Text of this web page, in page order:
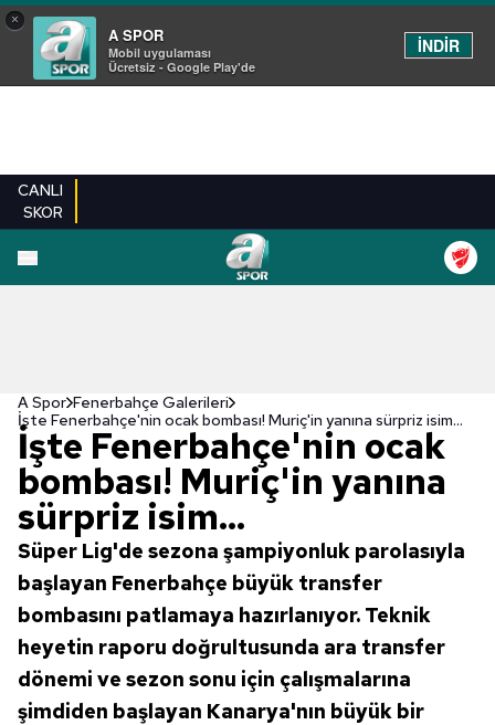
×
A SPOR
Mobil uygulaması
Ücretsiz - Google Play'de
İNDİR
CANLI
SKOR
EN YENILER
A Spor Fenerbahçe Galerileri
İşte Fenerbahçe'nin ocak bombası! Muriç'in yanına sürpriz isim...
İşte Fenerbahçe'nin ocak
bombası! Muriç'in yanına
sürpriz isim...
Süper Lig'de sezona şampiyonluk parolasıyla
başlayan Fenerbahçe büyük transfer
bombasını patlamaya hazırlanıyor. Teknik
heyetin raporu doğrultusunda ara transfer
dönemi ve sezon sonu için çalışmalarına
şimdiden başlayan Kanarya'nın büyük bir